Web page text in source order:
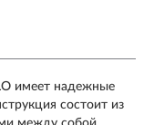
имеет надежные
состоит из